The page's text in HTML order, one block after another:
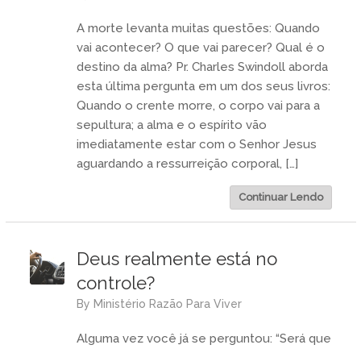
A morte levanta muitas questões: Quando
vai acontecer? O que vai parecer? Qual é o
destino da alma? Pr. Charles Swindoll aborda
esta última pergunta em um dos seus livros:
Quando o crente morre, o corpo vai para a
sepultura; a alma e o espírito vão
imediatamente estar com o Senhor Jesus
aguardando a ressurreição corporal, […]
Continuar Lendo
Deus realmente está no
controle?
by Ministério Razão Para Viver
Alguma vez você já se perguntou: “Será que